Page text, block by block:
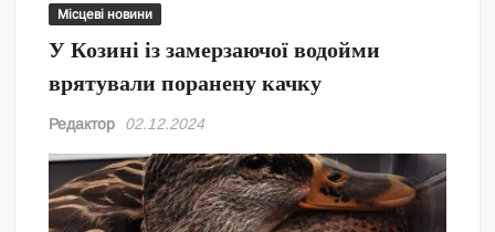
Місцеві новини
У Козині із замерзаючої водойми
врятували поранену качку
Редактор 02.12.2024